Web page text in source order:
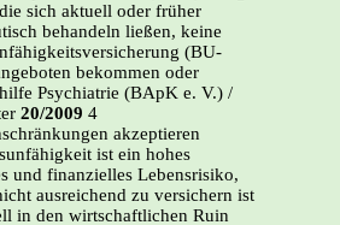
sich aktuell oder früher
behandeln ließen, keine
(BU-
bekommen oder
Psychiatrie (BApK e. V.) /
20/2009 4
akzeptieren
ist ein hohes
und finanzielles Lebensrisiko,
ausreichend zu versichern ist
in den wirtschaftlichen Ruin